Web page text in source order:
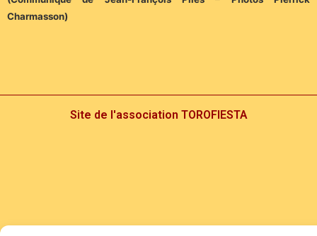
Charmasson)
Site de l'association TOROFIESTA